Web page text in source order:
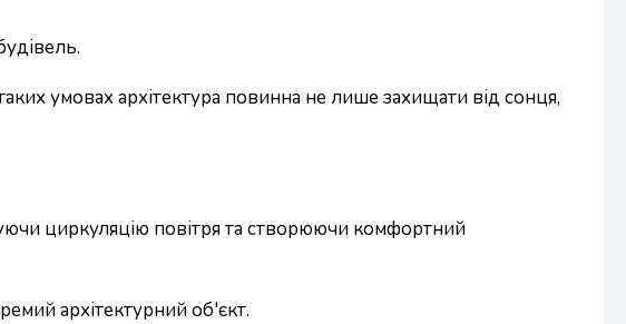
умовах архітектура повинна не лише захищати від сонця,
циркуляцію повітря та створюючи комфортний
архітектурний об'єкт.